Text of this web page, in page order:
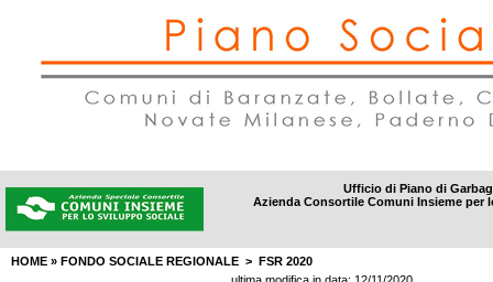
DISTRETTI|AMBITI SOCIALI| INFORMAZIONI|CONTATTI
Ufficio di Piano di
Azienda Consortile Comuni Insieme per
HOME» FONDO SOCIALE REGIONALE > FSR 2020